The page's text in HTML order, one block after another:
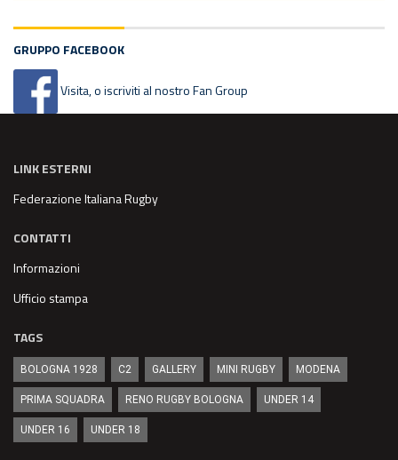
GRUPPO FACEBOOK
Visita, o iscriviti al nostro Fan Group
LINK ESTERNI
Federazione Italiana Rugby
CONTATTI
Informazioni
Ufficio stampa
TAGS
BOLOGNA 1928 C2 GALLERY MINI RUGBY MODENA
PRIMA SQUADRA RENO RUGBY BOLOGNA UNDER 14
UNDER 16 UNDER 18